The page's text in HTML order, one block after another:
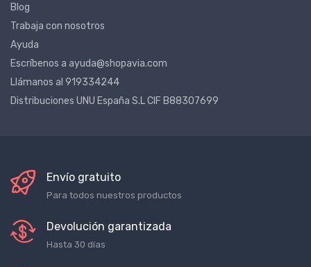
Blog
Trabaja con nosotros
Ayuda
Escríbenos a ayuda@shopavia.com
Llámanos al 919334244
Distribuciones UNU España S.L CIF B88307699
Envío gratuito
Para todos nuestros productos
Devolución garantizada
Hasta 30 días